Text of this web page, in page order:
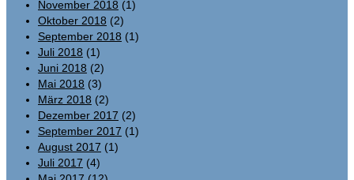
November 2018 (1)
Oktober 2018 (2)
September 2018 (1)
Juli 2018 (1)
Juni 2018 (2)
Mai 2018 (3)
März 2018 (2)
Dezember 2017 (2)
September 2017 (1)
August 2017 (1)
Juli 2017 (4)